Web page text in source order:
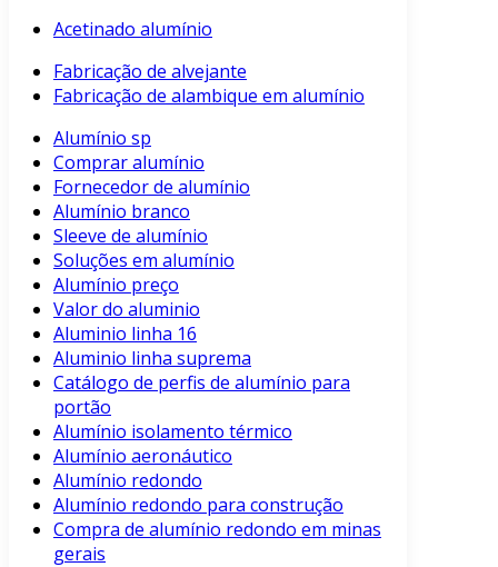
Acetinado alumínio
Fabricação de alvejante
Fabricação de alambique em alumínio
Alumínio sp
Comprar alumínio
Fornecedor de alumínio
Alumínio branco
Sleeve de alumínio
Soluções em alumínio
Alumínio preço
Valor do aluminio
Aluminio linha 16
Aluminio linha suprema
Catálogo de perfis de alumínio para
portão
Alumínio isolamento térmico
Alumínio aeronáutico
Alumínio redondo
Alumínio redondo para construção
Compra de alumínio redondo em minas
gerais